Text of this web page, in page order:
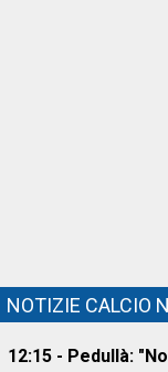
NOTIZIE CALCIO
12:15 - Pedullà: